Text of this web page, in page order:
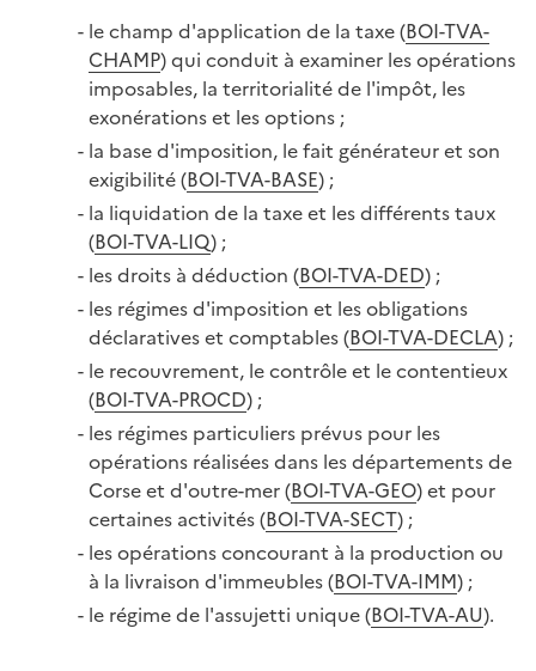
le champ d'application de la taxe (BOI-TVA-
CHAMP) qui conduit à examiner les opérations
imposables, la territorialité de l'impôt, les
exonérations et les options ;
la base d'imposition, le fait générateur et son
exigibilité (BOI-TVA-BASE) ;
la liquidation de la taxe et les différents taux
(BOI-TVA-LIQ) ;
les droits à déduction (BOI-TVA-DED) ;
les régimes d'imposition et les obligations
déclaratives et comptables (BOI-TVA-DECLA) ;
le recouvrement, le contrôle et le contentieux
(BOI-TVA-PROCD) ;
les régimes particuliers prévus pour les
opérations réalisées dans les départements de
Corse et d'outre-mer (BOI-TVA-GEO) et pour
certaines activités (BOI-TVA-SECT) ;
les opérations concourant à la production ou
à la livraison d'immeubles (BOI-TVA-IMM) ;
le régime de l'assujetti unique (BOI-TVA-AU).